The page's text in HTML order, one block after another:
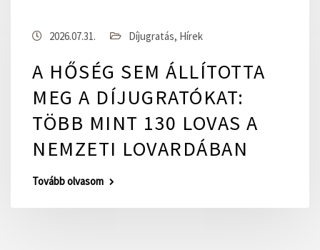
2026.07.31. Díjugratás, Hírek
A HŐSÉG SEM ÁLLÍTOTTA
MEG A DÍJUGRATÓKAT:
TÖBB MINT 130 LOVAS A
NEMZETI LOVARDÁBAN
Tovább olvasom